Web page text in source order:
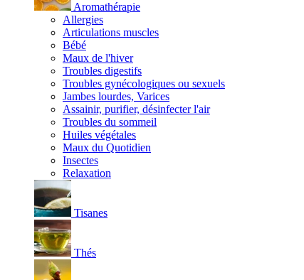
Aromathérapie
Allergies
Articulations muscles
Bébé
Maux de l'hiver
Troubles digestifs
Troubles gynécologiques ou sexuels
Jambes lourdes, Varices
Assainir, purifier, désinfecter l'air
Troubles du sommeil
Huiles végétales
Maux du Quotidien
Insectes
Relaxation
Tisanes
Thés